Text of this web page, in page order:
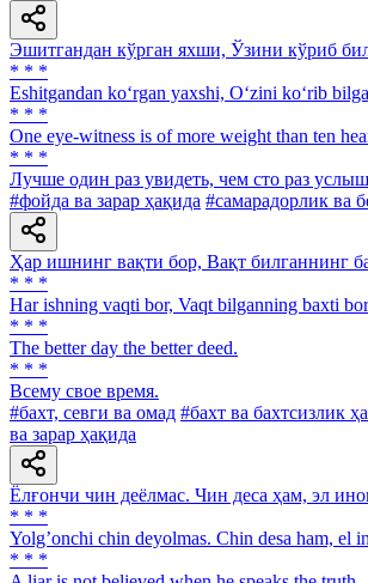
Эшитгандан кўрган яхши, Ўзини кўриб
* * *
Eshitgandan ko‘rgan yaxshi, O‘zini ko‘rib
* * *
One eye-witness is of more weight than ten
* * *
Лучше один раз увидеть, чем сто раз
#фойда ва зарар ҳақида #самарадорлик ва
Ҳар ишнинг вақти бор, Вақт билганнинг
* * *
Har ishning vaqti bor, Vaqt bilganning baxti
* * *
The better day the better deed.
* * *
Всему свое время.
#бахт, севги ва омад #бахт ва бахтсизлик
ва зарар ҳақида
Ёлғончи чин деёлмас. Чин деса ҳам, эл
* * *
Yolgʼonchi chin deyolmas. Chin desa ham, el
* * *